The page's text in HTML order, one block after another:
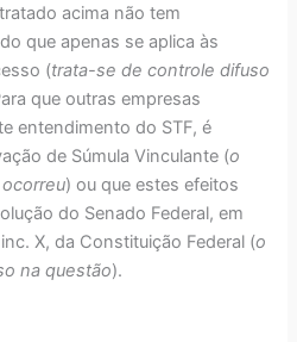
acima não tem
que apenas se aplica às
(trata-se de controle difuso
que outras empresas
entendimento do STF, é
de Súmula Vinculante (o
) ou que estes efeitos
do Senado Federal, em
X, da Constituição Federal (o
na questão).